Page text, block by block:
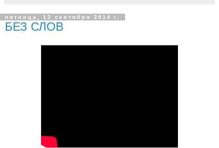
пятница, 12 сентября 2014 г.
БЕЗ СЛОВ